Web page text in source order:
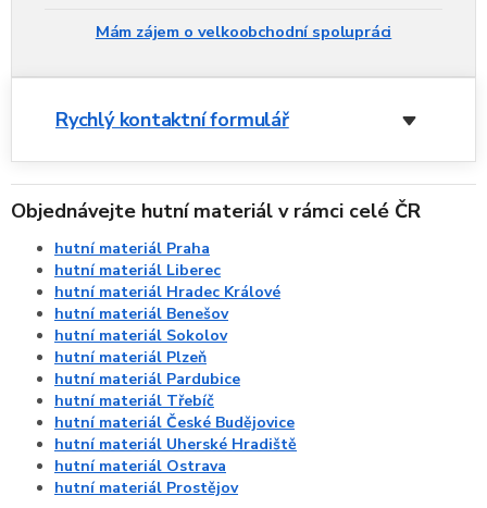
Mám zájem o velkoobchodní spolupráci
Rychlý kontaktní formulář
Objednávejte hutní materiál v rámci celé ČR
hutní materiál Praha
hutní materiál Liberec
hutní materiál Hradec Králové
hutní materiál Benešov
hutní materiál Sokolov
hutní materiál Plzeň
hutní materiál Pardubice
hutní materiál Třebíč
hutní materiál České Budějovice
hutní materiál Uherské Hradiště
hutní materiál Ostrava
hutní materiál Prostějov